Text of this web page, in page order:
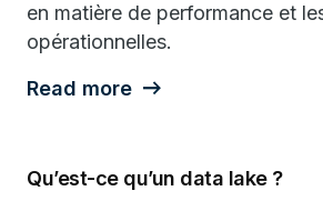
en matière de performance et
opérationnelles.
Read more
Qu’est-ce qu’un data lake ?